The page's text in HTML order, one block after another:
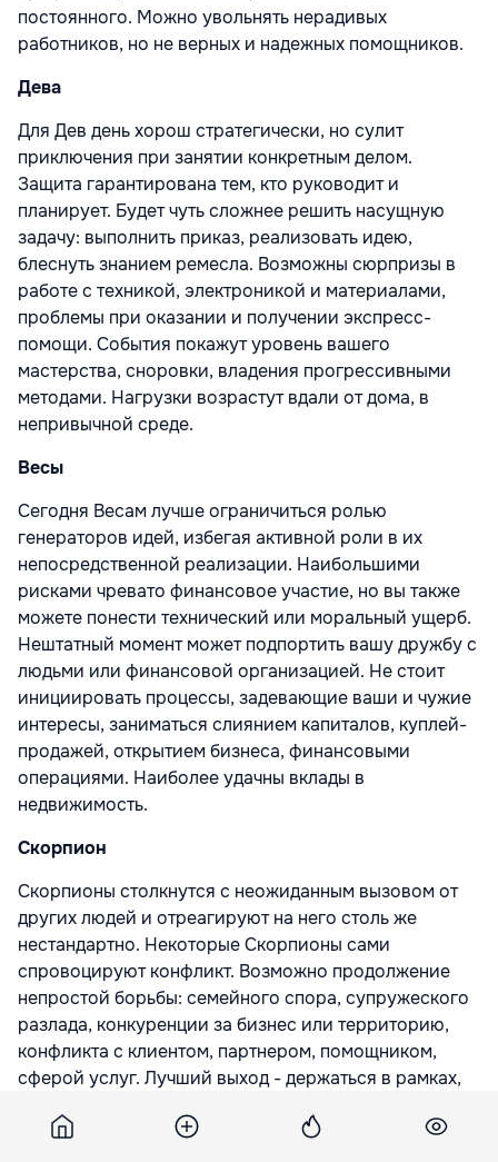
постоянного. Можно увольнять нерадивых
работников, но не верных и надежных помощников.
Дева
Для Дев день хорош стратегически, но сулит
приключения при занятии конкретным делом.
Защита гарантирована тем, кто руководит и
планирует. Будет чуть сложнее решить насущную
задачу: выполнить приказ, реализовать идею,
блеснуть знанием ремесла. Возможны сюрпризы в
работе с техникой, электроникой и материалами,
проблемы при оказании и получении экспресс-
помощи. События покажут уровень вашего
мастерства, сноровки, владения прогрессивными
методами. Нагрузки возрастут вдали от дома, в
непривычной среде.
Весы
Сегодня Весам лучше ограничиться ролью
генераторов идей, избегая активной роли в их
непосредственной реализации. Наибольшими
рисками чревато финансовое участие, но вы также
можете понести технический или моральный ущерб.
Нештатный момент может подпортить вашу дружбу с
людьми или финансовой организацией. Не стоит
инициировать процессы, задевающие ваши и чужие
интересы, заниматься слиянием капиталов, куплей-
продажей, открытием бизнеса, финансовыми
операциями. Наиболее удачны вклады в
недвижимость.
Скорпион
Скорпионы столкнутся с неожиданным вызовом от
других людей и отреагируют на него столь же
нестандартно. Некоторые Скорпионы сами
спровоцируют конфликт. Возможно продолжение
непростой борьбы: семейного спора, супружеского
разлада, конкуренции за бизнес или территорию,
конфликта с клиентом, партнером, помощником,
сферой услуг. Лучший выход - держаться в рамках,
конструктивный результат окажется под угрозой,